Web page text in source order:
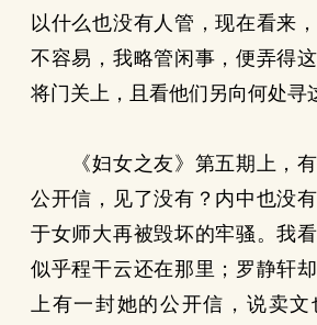
以什么也没有人管，现在看来
不容易，我略管闲事，便弄得
将门关上，且看他们另向何处寻
《妇女之友》第五期上，有
公开信，见了没有？内中也没
于女师大再被毁坏的牢骚。我
似乎程干云还在那里；罗静轩
上有一封她的公开信，说卖